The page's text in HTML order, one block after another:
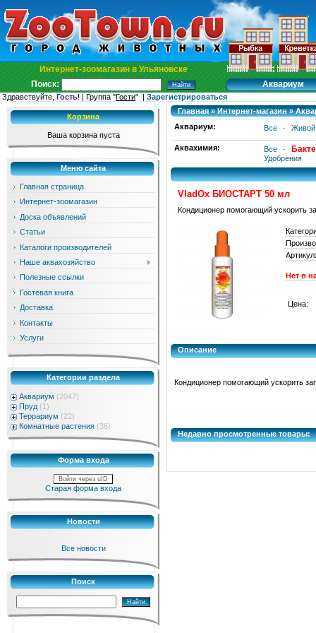
Интернет-зоомагазин в Ульяновске
Поиск:
Аквариум
Здравствуйте, Гость! | Группа "Гости" | Зарегистрироваться
Корзина
Ваша корзина пуста
Меню сайта
Главная страница
Интернет-зоомагазин
Доска объявлений
Статьи
Каталоги производителей
Наше аквахозяйство
Полезные ссылки
Гостевая книга
Доставка
Контакты
Услуги
Категории раздела
Аквариум (2047)
Пруд (1)
Террариум (22)
Комнатные растения (36)
Форма входа
Войти через uID
Старая форма входа
Новости
Все новости
Поиск
Главная » Интернет-магазин »
Аквариум:
Все · Живой
Аквахимия: Все ·
Удобрения
VladOx БИОСТАРТ 50 мл
Кондиционер помогающий ускорить
Артикул:
Нет в
Цена:
Описание
Кондиционер помогающий ускорить
Недавно просмотренные товары: